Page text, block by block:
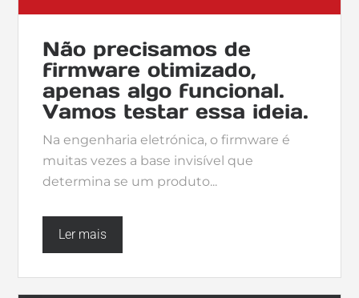
Não precisamos de
firmware otimizado,
apenas algo funcional.
Vamos testar essa ideia.
Na engenharia eletrónica, o firmware é
muitas vezes a base invisível que
determina se um produto...
Ler mais